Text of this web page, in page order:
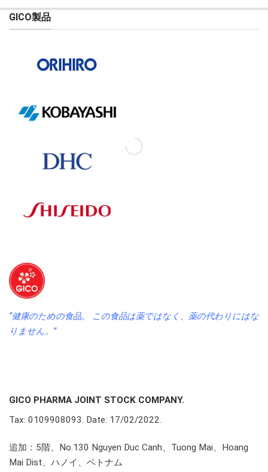
は
格
GICO製品
“健康のための食品。 この食品は薬ではなく、薬の代わりにはな
りません。”
GICO PHARMA JOINT STOCK COMPANY.
Tax: 0109908093. Date: 17/02/2022.
追加：5階、No.130 Nguyen Duc Canh、Tuong Mai、Hoang
Mai Dist、ハノイ、ベトナム